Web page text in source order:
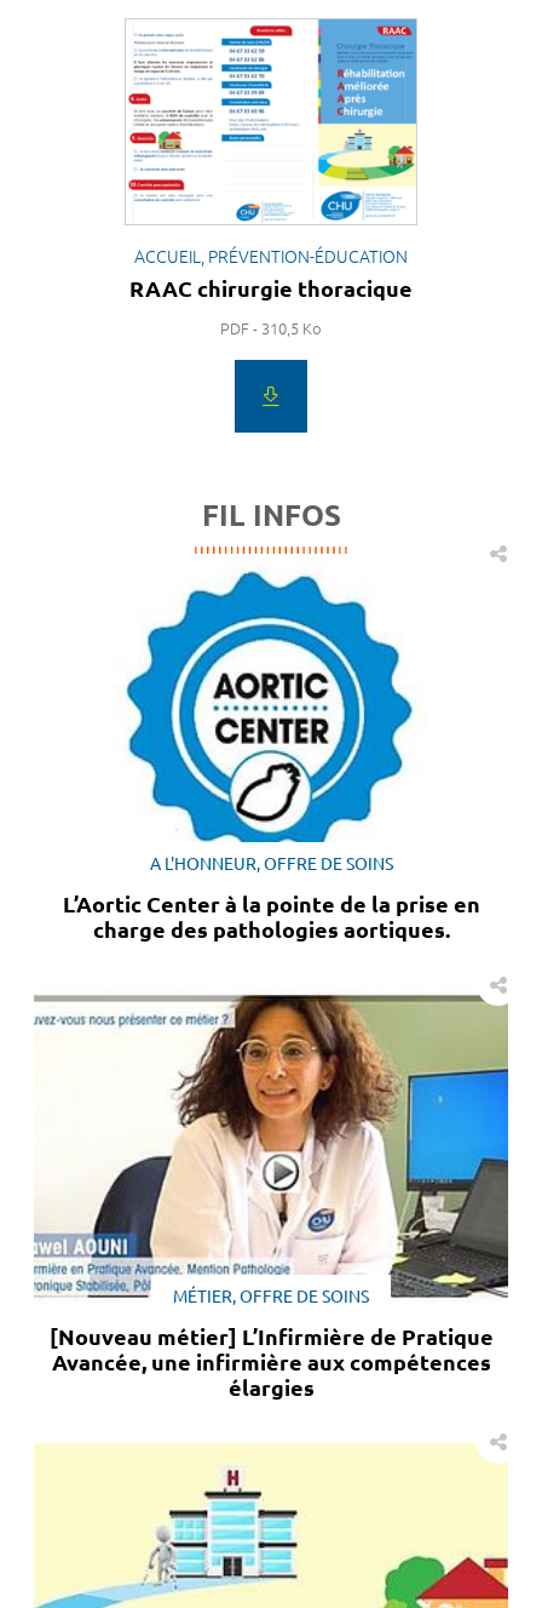
ACCUEIL, PRÉVENTION-ÉDUCATION
RAAC chirurgie thoracique
PDF - 310,5 Ko
FIL INFOS
A L'HONNEUR, OFFRE DE SOINS
L’Aortic Center à la pointe de la prise en
charge des pathologies aortiques.
MÉTIER, OFFRE DE SOINS
[Nouveau métier] L’Infirmière de Pratique
Avancée, une infirmière aux compétences
élargies